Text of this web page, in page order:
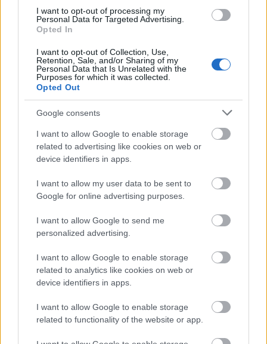
I want to opt-out of processing my
Personal Data for Targeted Advertising.
Opted In
I want to opt-out of Collection, Use,
Retention, Sale, and/or Sharing of my
Personal Data that Is Unrelated with the
Purposes for which it was collected.
Opted Out
Google consents
I want to allow Google to enable storage
related to advertising like cookies on web or
device identifiers in apps.
I want to allow my user data to be sent to
Google for online advertising purposes.
I want to allow Google to send me
personalized advertising.
I want to allow Google to enable storage
related to analytics like cookies on web or
device identifiers in apps.
I want to allow Google to enable storage
related to functionality of the website or app.
Pestszentlőrinc egyik első lakótelepén kanyarog a Dolgozó utca,
amelynek komplex burkolatmegújításáért felel a Profunda Bau.
Új vízáteresztő burkolatú parkolók
épülnek Zuglóban – helyben tartják a
csapadékvizet
Nem az üres, hanem az okosan működő
épület energiatakarékos
Újragondolják Lipótváros rejtett, zöld
parkját
Történelmi táj, amelynek minden köve
mesél – megújul a tatai Angolkert